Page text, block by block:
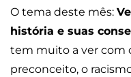
O tema deste mês:
história e suas
tem muito a ver com
preconceito, o